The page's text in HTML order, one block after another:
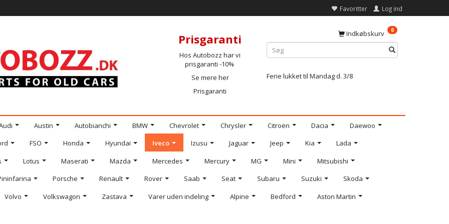
Favoritter Log ind
Prisgaranti
Hos Autobozz har vi
prisgaranti -10%
Se mere her
Prisgaranti
Indkøbskurv 0
Ferie lukket til Mandag d. 3/8
Austin Autobianchi BMW Chevrolet Chrysler Citroën Dacia
Daewoo
FSO Honda Hyundai Iveco Izusu Jaguar Jeep Kia
Lada
Lotus Maserati Mazda Mercedes Mercury MG Mini
Mitsubishi
Porsche Renault Rover Saab Seat Subaru Suzuki
Skoda
Volvo
Volkswagon Zastava Varer uden indeling Alpine Bedford Aston Martin